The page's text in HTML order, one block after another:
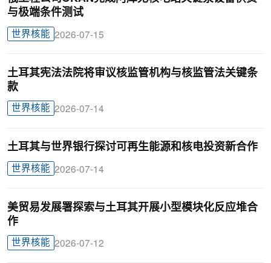
与极端条件测试
世界核能 2026-07-15
土耳其宪法法院将审议核监管机构与核监管法关键条
款
世界核能 2026-07-14
土耳其与世界银行探讨可再生能源和核电投资新合作
世界核能 2026-07-14
美贸易发展署探索与土耳其开展小型模块化反应堆合
作
世界核能 2026-07-12